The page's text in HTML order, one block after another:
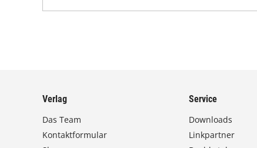
Verlag
Das Team
Kontaktformular
Service
Downloads
Linkpartner